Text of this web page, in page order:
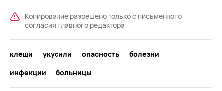
Копирование разрешено только с письменного
согласия главного редактора
клещи укусили опасность
болезни
инфекции
больницы